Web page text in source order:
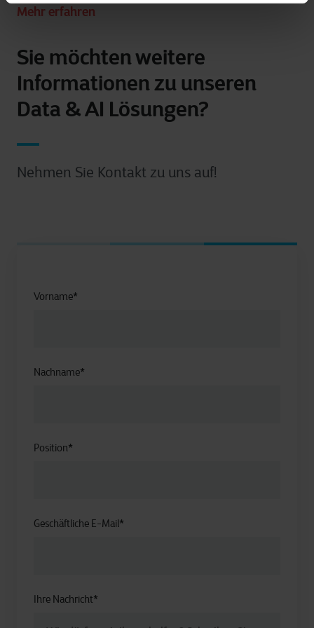
Mehr erfahren
Sie möchten weitere
Informationen zu unseren
Data & AI Lösungen?
Nehmen Sie Kontakt zu uns auf!
Vorname*
Nachname*
Position*
Geschäftliche E-Mail*
Ihre Nachricht*